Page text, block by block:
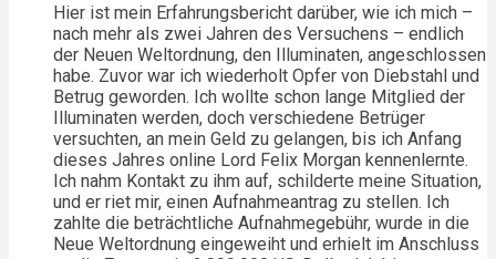
Hier ist mein Erfahrungsbericht darüber, wie ich mich –
nach mehr als zwei Jahren des Versuchens – endlich
der Neuen Weltordnung, den Illuminaten, angeschlossen
habe. Zuvor war ich wiederholt Opfer von Diebstahl und
Betrug geworden. Ich wollte schon lange Mitglied der
Illuminaten werden, doch verschiedene Betrüger
versuchten, an mein Geld zu gelangen, bis ich Anfang
dieses Jahres online Lord Felix Morgan kennenlernte.
Ich nahm Kontakt zu ihm auf, schilderte meine Situation,
und er riet mir, einen Aufnahmeantrag zu stellen. Ich
zahlte die beträchtliche Aufnahmegebühr, wurde in die
Neue Weltordnung eingeweiht und erhielt im Anschluss